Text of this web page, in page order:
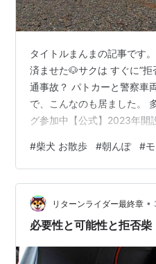
タイトルまんまの記事です
済ませた🐶サクは すぐに”
通事故？ パトカーと警察車
で、こんなのも居ました。
グ参加中【公式】2023年開
#柴犬 お散歩 #朝んぽ #
リターンライダー最終章 •
必要性と可能性と拒否柴